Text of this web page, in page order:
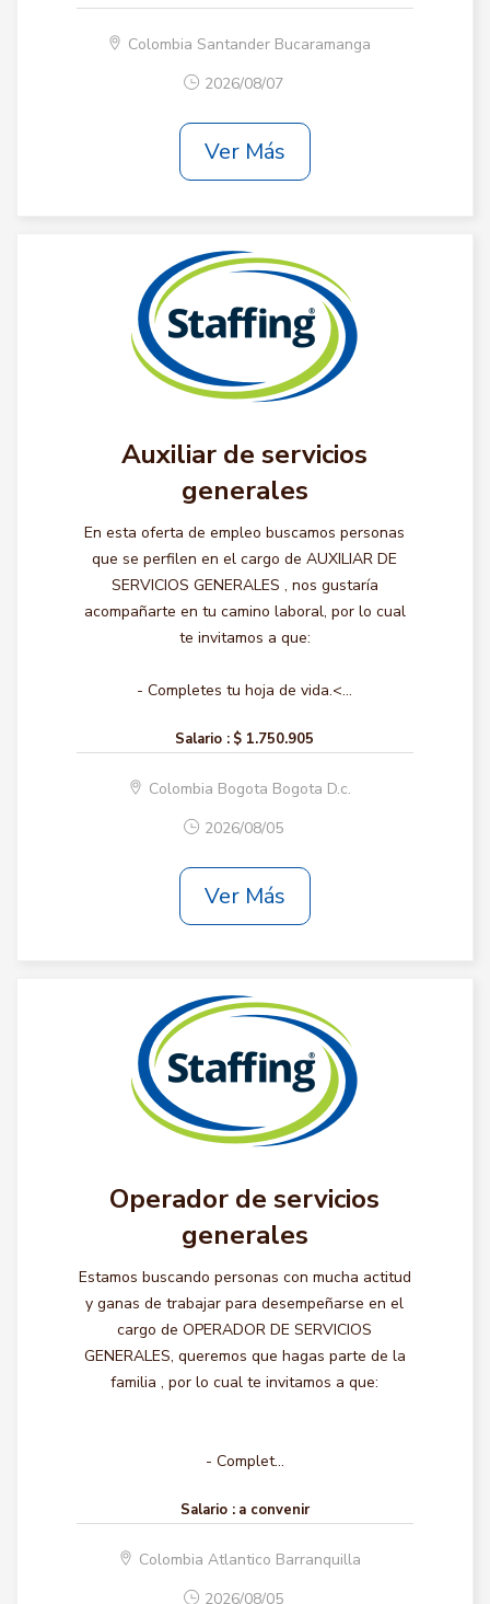
Colombia Santander Bucaramanga
2026/08/07
Ver Más
Auxiliar de servicios
generales
En esta oferta de empleo buscamos personas
que se perfilen en el cargo de AUXILIAR DE
SERVICIOS GENERALES , nos gustaría
acompañarte en tu camino laboral, por lo cual
te invitamos a que:
- Completes tu hoja de vida.<...
Salario : $ 1.750.905
Colombia Bogota Bogota D.c.
2026/08/05
Ver Más
Operador de servicios
generales
Estamos buscando personas con mucha actitud
y ganas de trabajar para desempeñarse en el
cargo de OPERADOR DE SERVICIOS
GENERALES, queremos que hagas parte de la
familia , por lo cual te invitamos a que:
- Complet...
Salario : a convenir
Colombia Atlantico Barranquilla
2026/08/05